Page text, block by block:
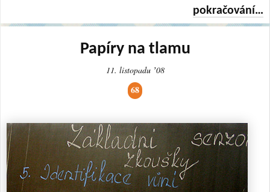
pokračování…
Papíry na tlamu
11. listopadu ʼ08
68